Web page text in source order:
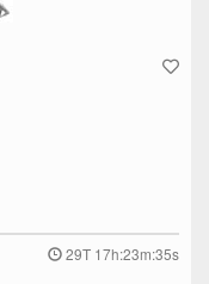
29T 17h:23m:34s